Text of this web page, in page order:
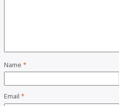
Name *
Email *